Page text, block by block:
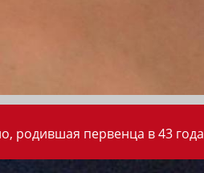
родившая первенца в 43 года